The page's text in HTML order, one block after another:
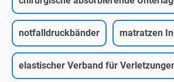
notfalldruckbänder matratzen
elastischer Verband für